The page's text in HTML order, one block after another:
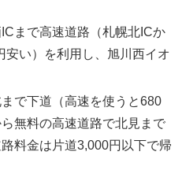
まで高速道路（札幌北ICか
安い）を利用し、旭川西イオ
で下道（高速を使うと680
無料の高速道路で北見まで
料金は片道3,000円以下で帰